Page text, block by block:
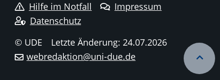
Hilfe im Notfall
Impressum
Datenschutz
© UDE
Letzte Änderung: 24.07.2026
webredaktion@uni-due.de